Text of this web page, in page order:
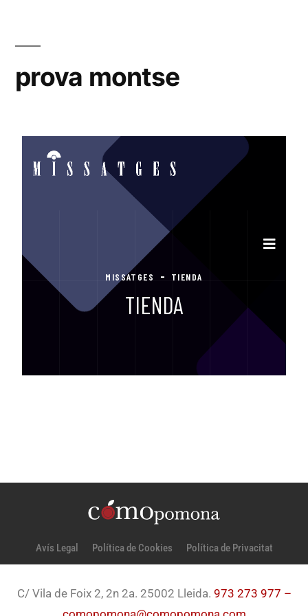
prova montse
Avís Legal Política de Cookies Política de Privacitat
C/ Vila de Foix 2, 2n 2a. 25002 Lleida. 973 273 977 –